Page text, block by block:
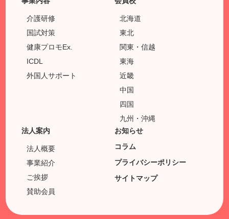
介護研修
国試対策
健康プロモEx.
ICDL
外国人サポート
北海道
東北
関東・信越
東海
近畿
中国
四国
九州・沖縄
法人案内
法人概要
事業紹介
ご挨拶
賛助会員
お知らせ
コラム
プライバシーポリシー
サイトマップ